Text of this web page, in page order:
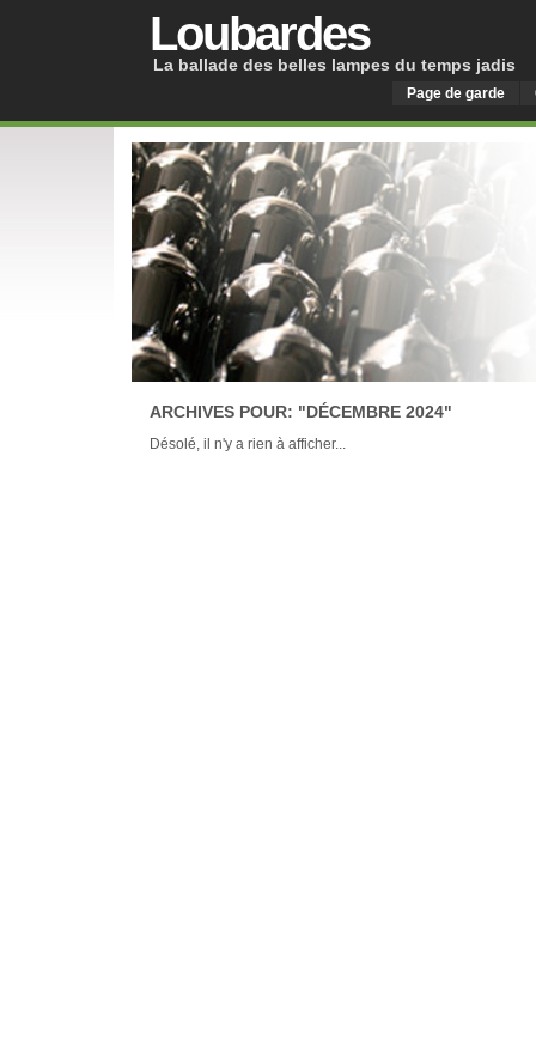
Loubardes
La ballade des belles lampes du temps jadis
Page de garde
ARCHIVES POUR: "DÉCEMBRE 2024"
Désolé, il n'y a rien à afficher...